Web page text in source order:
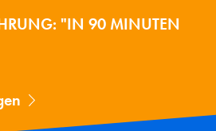
"IN 90 MINUTEN